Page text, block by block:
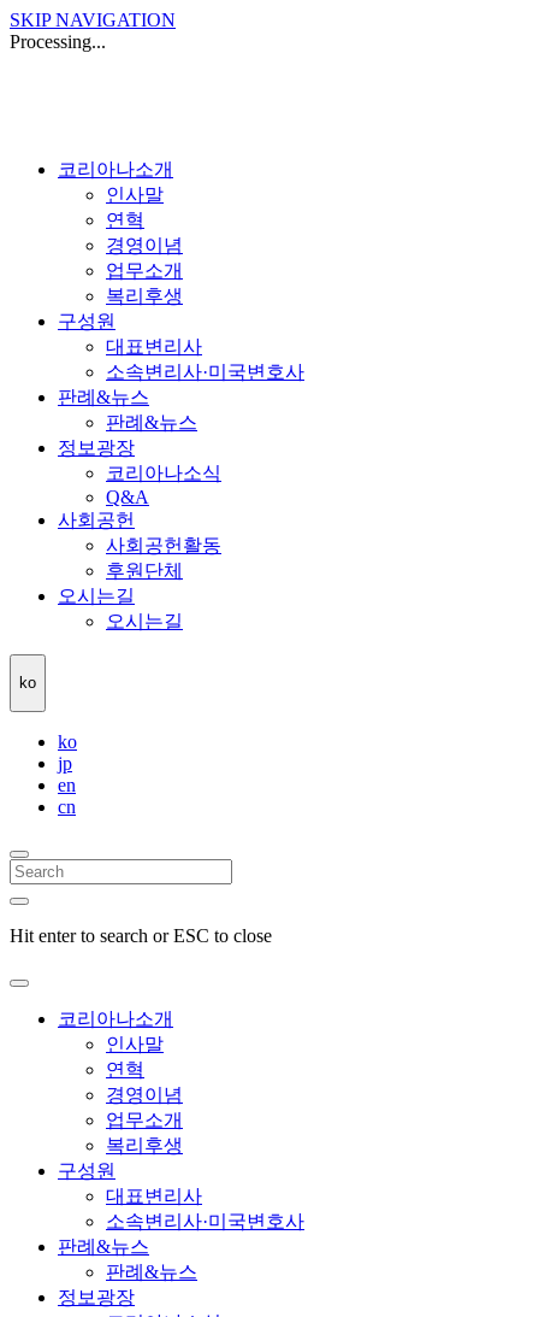
SKIP NAVIGATION
Processing...
코리아나소개
인사말
연혁
경영이념
업무소개
복리후생
구성원
대표변리사
소속변리사·미국변호사
판례&뉴스
판례&뉴스
정보광장
코리아나소식
Q&A
사회공헌
사회공헌활동
후원단체
오시는길
오시는길
ko
ko
jp
en
cn
Hit enter to search or ESC to close
코리아나소개
인사말
연혁
경영이념
업무소개
복리후생
구성원
대표변리사
소속변리사·미국변호사
판례&뉴스
판례&뉴스
정보광장